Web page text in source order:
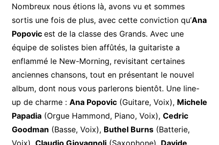
Nombreux nous étions là, avons vu et sommes
sortis une fois de plus, avec cette conviction qu’Ana
Popovic est de la classe des Grands. Avec une
équipe de solistes bien affûtés, la guitariste a
enflammé le New-Morning, revisitant certaines
anciennes chansons, tout en présentant le nouvel
album, dont nous vous parlerons bientôt. Une line-
up de charme : Ana Popovic(Guitare, Voix), Michele
Papadia(Orgue Hammond, Piano, Voix), Cedric
Goodman (Basse, Voix), Buthel Burns(Batterie,